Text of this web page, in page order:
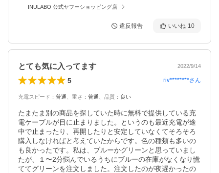
INULABO 公式ヤフーショッピング店
違反報告 いいね 10
とても気に入ってます 2022/9/14
5 riv********さん
充電スピード ： 普通 重さ ： 普通 品質 ： 良い
たまたま別の商品を探していた時に無料で提供している充
電ケーブルが目に止まりました。というのも最近充電が途
中で止まったり、再開したりと安定していなくてそろそろ
購入しなければと考えていたからです。色の種類も多いの
も良かったです。私は、ブルーかグリーンと思っていまし
たが、１〜2分悩んでいるうちにブルーの在庫がなくなり慌
ててグリーンを注文しました。注文したのが夜遅かったの